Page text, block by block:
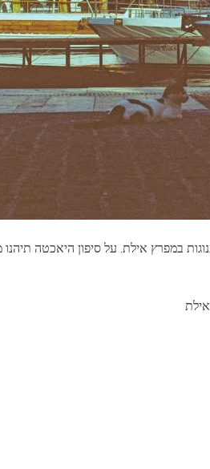
במפרץ אילת. על סיפון היאכטה תיהנו